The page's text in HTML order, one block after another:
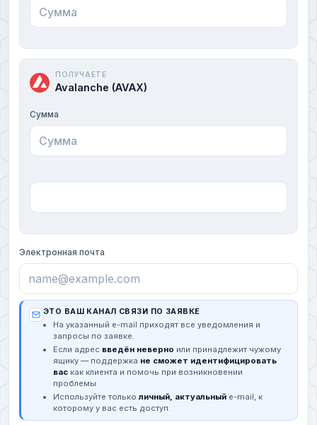
ПОЛУЧАЕТЕ
Avalanche (AVAX)
Сумма
Электронная почта
ЭТО ВАШ КАНАЛ СВЯЗИ ПО ЗАЯВКЕ
На указанный e-mail приходят все уведомления и
запросы по заявке.
Если адрес введён неверно или принадлежит чужому
ящику — поддержка не сможет идентифицировать
вас как клиента и помочь при возникновении
проблемы.
Используйте тольколичный, актуальный e-mail, к
которому у вас есть доступ.